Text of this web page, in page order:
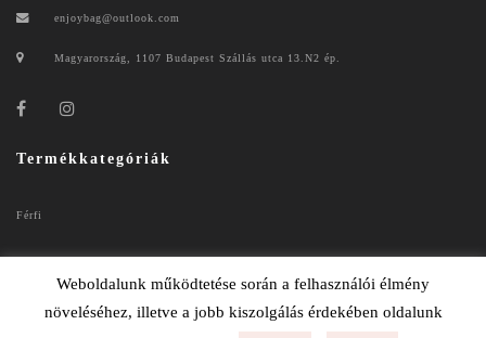
enjoybag@outlook.com
Magyarország, 1107 Budapest Szállás utca 13.N2 ép.
Termékkategóriák
Férfi
Weboldalunk működtetése során a felhasználói élmény
növeléséhez, illetve a jobb kiszolgálás érdekében oldalunk